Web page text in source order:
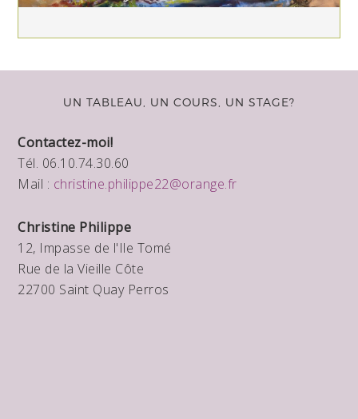
UN TABLEAU, UN COURS, UN STAGE?
Contactez-moi!
Tél. 06.10.74.30.60
Mail : christine.philippe22@orange.fr
Christine Philippe
12, Impasse de l'Ile Tomé
Rue de la Vieille Côte
22700 Saint Quay Perros